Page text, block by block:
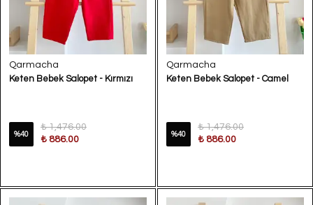
Qarmacha
Keten Bebek Salopet - Kırmızı
%40
₺ 1,476.00
₺ 886.00
Qarmacha
Keten Bebek Salopet - Camel
%40
₺ 1,476.00
₺ 886.00